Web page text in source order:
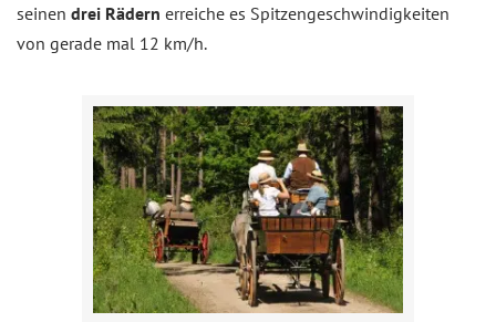
seinen drei Rädern erreiche es Spitzengeschwindigkeiten
von gerade mal 12 km/h.